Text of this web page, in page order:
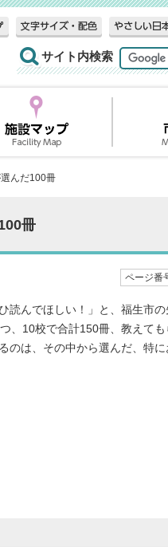
サイト内検索
んだ100冊
冊
ページ番
読んでほしい！」と、福生市
、10校で合計150冊、教えても
のは、その中から選んだ、特